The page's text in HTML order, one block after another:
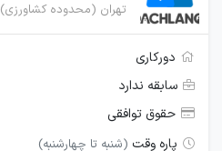
تهران (محدوده کشاورزی)
دورکاری
سابقه ندارد
حقوق توافقی
پاره وقت (شنبه تا چهارشنبه)